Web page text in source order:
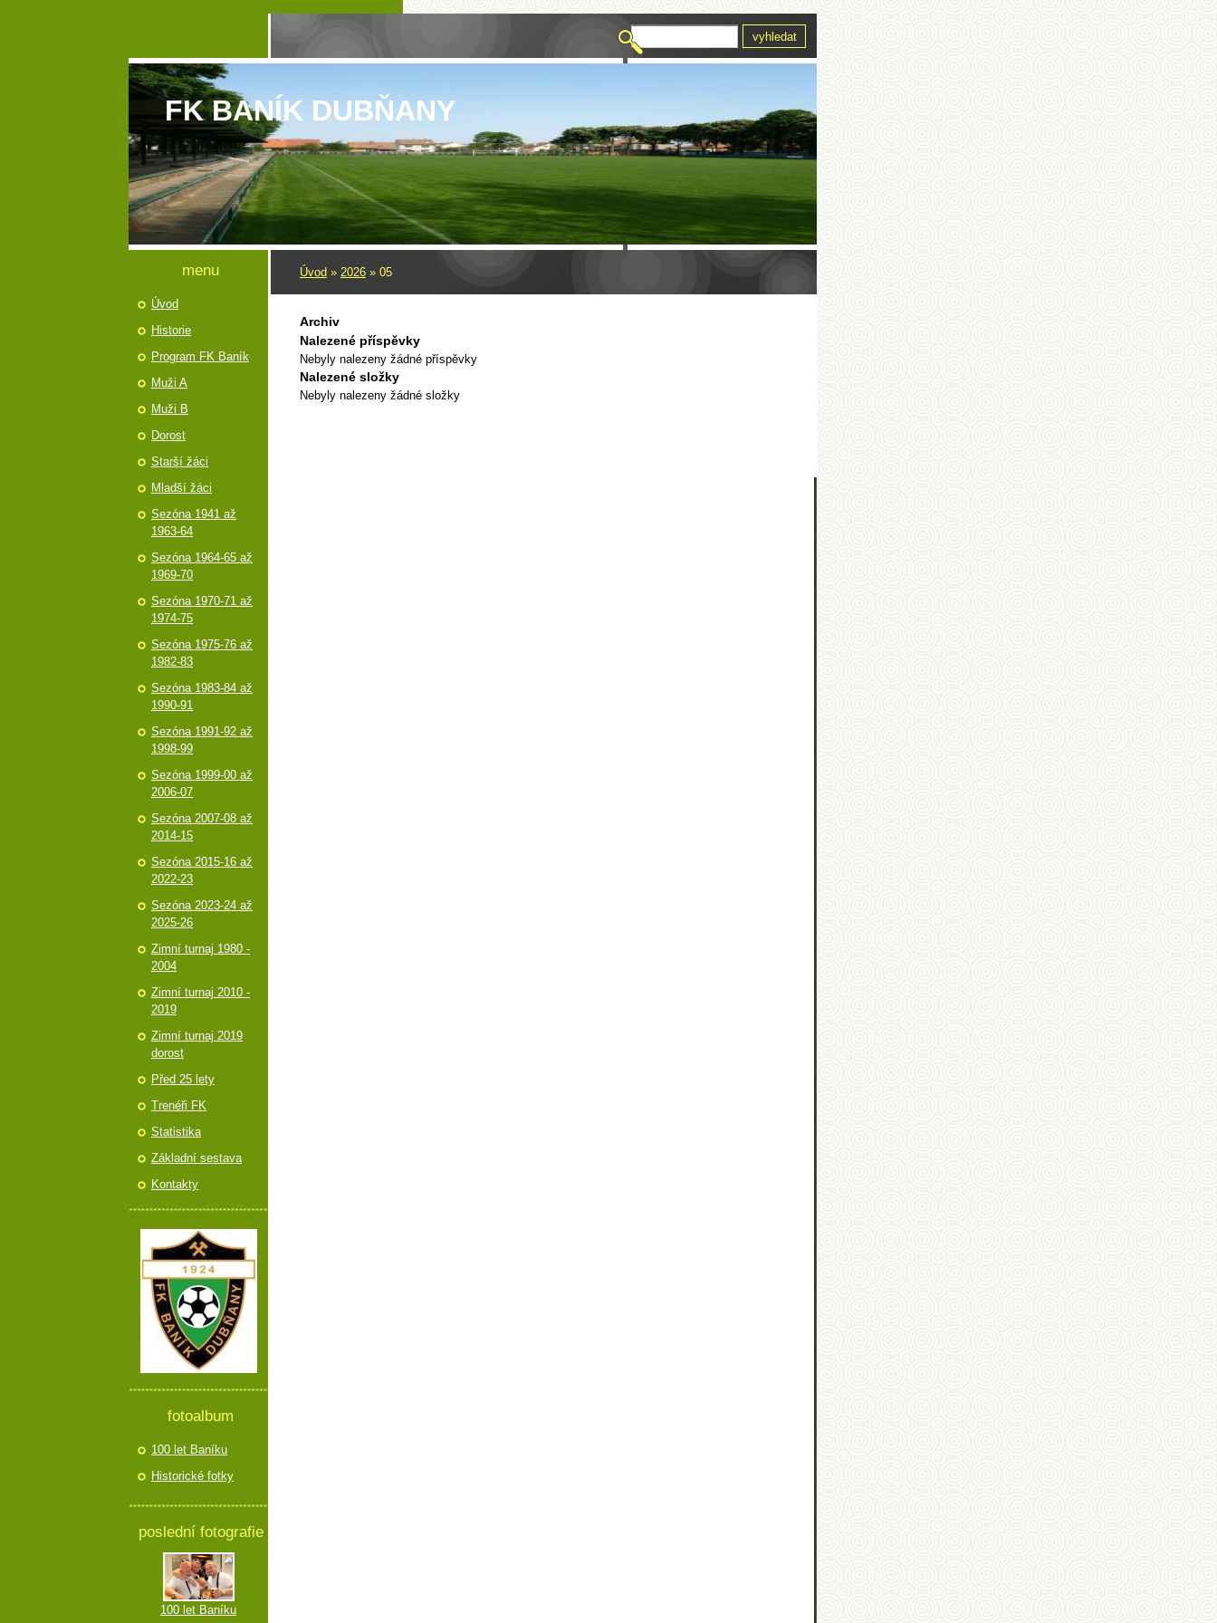
FK BANÍK DUBŇANY
Úvod » 2026 » 05
Archiv
Nalezené příspěvky
Nebyly nalezeny žádné příspěvky
Nalezené složky
Nebyly nalezeny žádné složky
menu
Úvod
Historie
Program FK Baník
Muži A
Muži B
Dorost
Starší žáci
Mladší žáci
Sezóna 1941 až
1963-64
Sezóna 1964-65 až
1969-70
Sezóna 1970-71 až
1974-75
Sezóna 1975-76 až
1982-83
Sezóna 1983-84 až
1990-91
Sezóna 1991-92 až
1998-99
Sezóna 1999-00 až
2006-07
Sezóna 2007-08 až
2014-15
Sezóna 2015-16 až
2022-23
Sezóna 2023-24 až
2025-26
Zimní turnaj 1980 -
2004
Zimní turnaj 2010 -
2019
Zimní turnaj 2019
dorost
Před 25 lety
Trenéři FK
Statistika
Základní sestava
Kontakty
fotoalbum
100 let Baníku
Historické fotky
poslední fotografie
100 let Baníku